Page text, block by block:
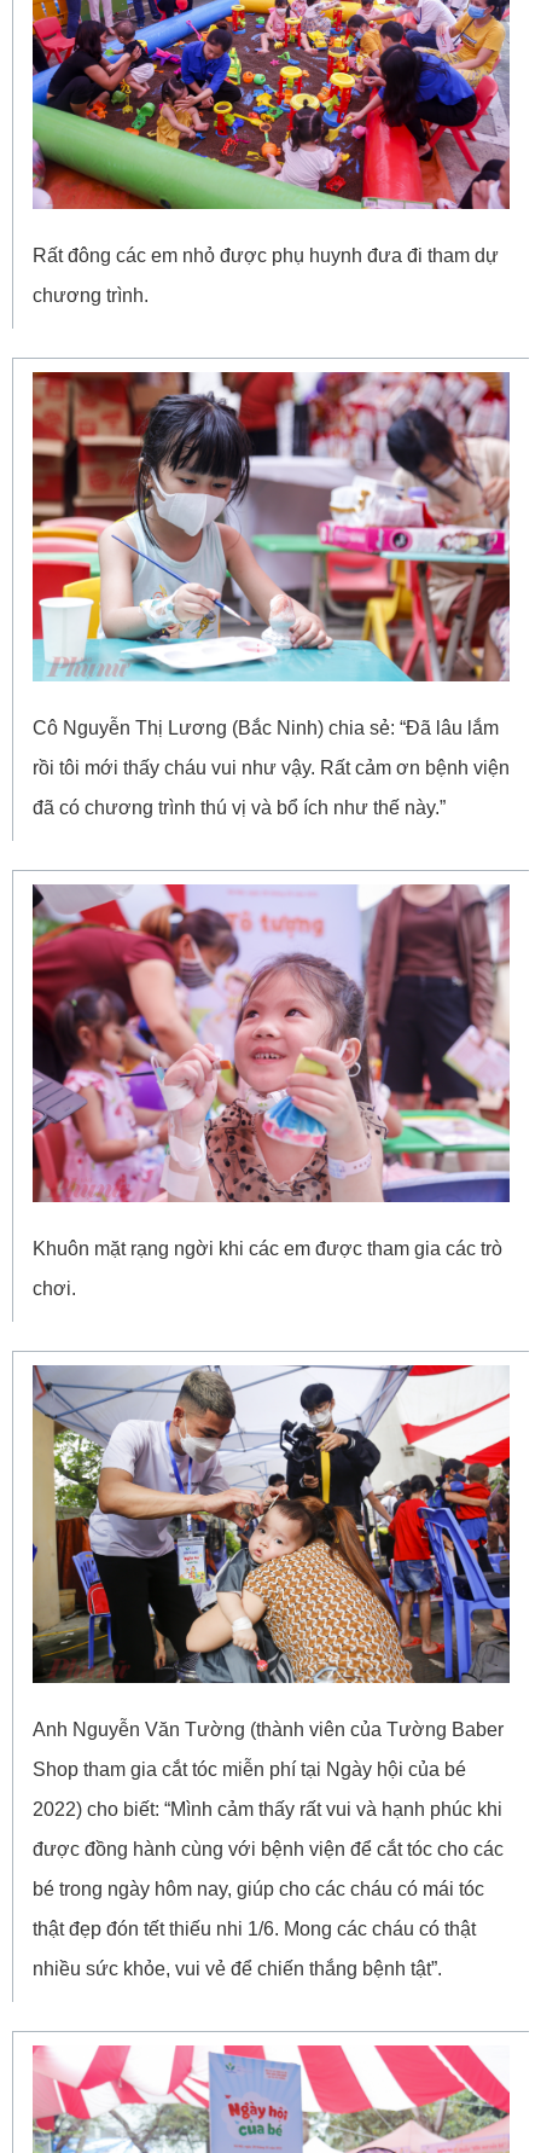
Rất đông các em nhỏ được phụ huynh đưa đi tham dự
chương trình.
Cô Nguyễn Thị Lương (Bắc Ninh) chia sẻ: “Đã lâu lắm
rồi tôi mới thấy cháu vui như vậy. Rất cảm ơn bệnh viện
đã có chương trình thú vị và bổ ích như thế này.”
Khuôn mặt rạng ngời khi các em được tham gia các trò
chơi.
Anh Nguyễn Văn Tường (thành viên của Tường Baber
Shop tham gia cắt tóc miễn phí tại Ngày hội của bé
2022) cho biết: “Mình cảm thấy rất vui và hạnh phúc khi
được đồng hành cùng với bệnh viện để cắt tóc cho các
bé trong ngày hôm nay, giúp cho các cháu có mái tóc
thật đẹp đón tết thiếu nhi 1/6. Mong các cháu có thật
nhiều sức khỏe, vui vẻ để chiến thắng bệnh tật”.